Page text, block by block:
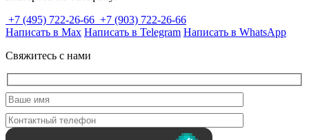
+7 (495) 722-26-66 +7 (903) 722-26-66
Написать в Max Написать в Telegram Написать в WhatsApp
Свяжитесь с нами